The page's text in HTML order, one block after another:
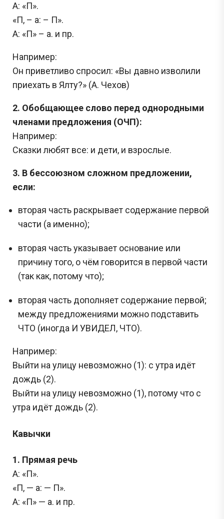
А: «П».
«П, – а: – П».
А: «П» – а. и пр.
Например:
Он приветливо спросил: «Вы давно изволили
приехать в Ялту?» (А. Чехов)
2. Обобщающее слово перед однородными
членами предложения (ОЧП):
Например:
Сказки любят все: и дети, и взрослые.
3. В бессоюзном сложном предложении,
если:
вторая часть раскрывает содержание первой
части (а именно);
вторая часть указывает основание или
причину того, о чём говорится в первой части
(так как, потому что);
вторая часть дополняет содержание первой;
между предложениями можно подставить
ЧТО (иногда И УВИДЕЛ, ЧТО).
Например:
Выйти на улицу невозможно (1): с утра идёт
дождь (2).
Выйти на улицу невозможно (1), потому что с
утра идёт дождь (2).
Кавычки
1. Прямая речь
А: «П».
«П, — а: — П».
А: «П» — а. и пр.